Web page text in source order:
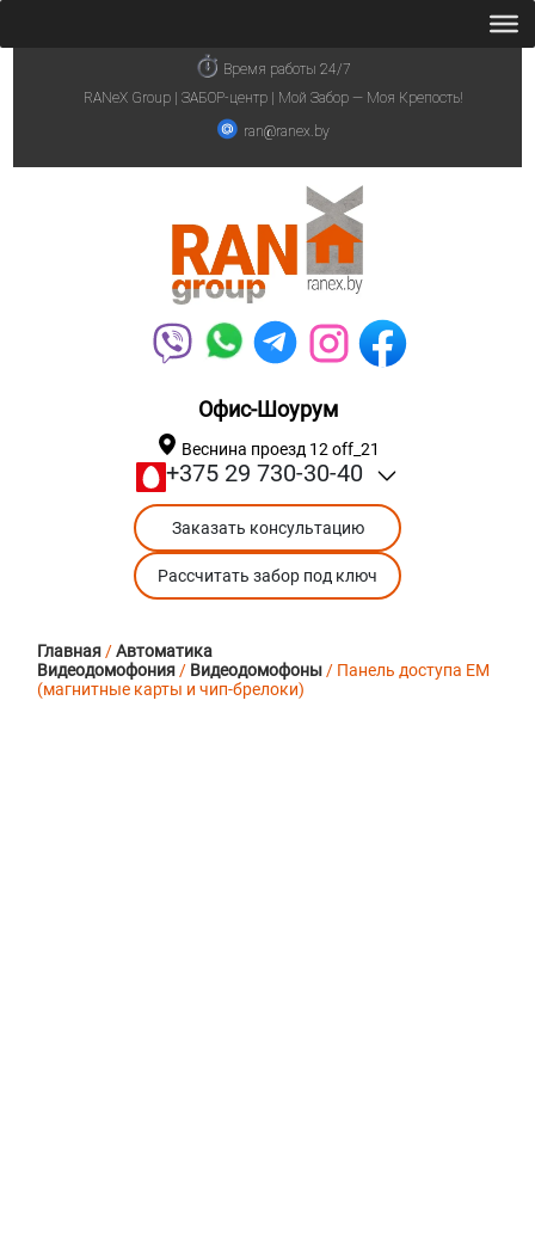
Время работы 24/7
RANeX Group | ЗАБОР-центр | Мой Забор — Моя Крепость!
ran@ranex.by
Офис-Шоурум
Веснина проезд 12 off_21
+375 29 730-30-40
Заказать консультацию
Рассчитать забор под ключ
Главная/Автоматика
Видеодомофония/ Видеодомофоны/ Панель доступа EM
(магнитные карты и чип-брелоки)